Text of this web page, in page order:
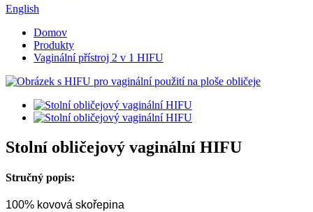
English
Domov
Produkty
Vaginální přístroj 2 v 1 HIFU
Stolní obličejový vaginální HIFU
Stručný popis:
100% kovová skořepina